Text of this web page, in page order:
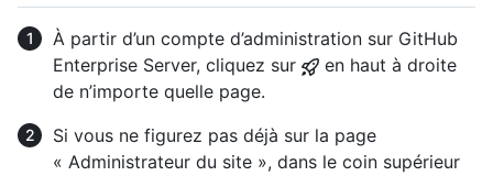
À partir d’un compte d’administration sur GitHub
Enterprise Server, cliquez sur
en haut à droite
de n’importe quelle page.
Si vous ne figurez pas déjà sur la page
« Administrateur du site », dans le coin supérieur